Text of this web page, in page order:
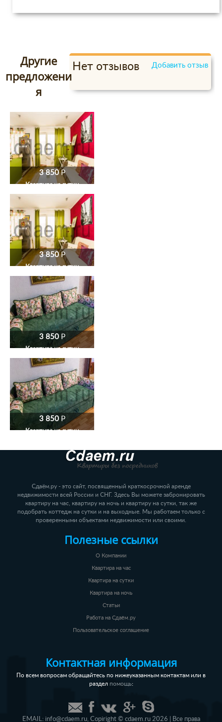
Другие
предложени
я
3 850P
Квартира на сутки
3 850P
Квартира на сутки
3 850 P
Квартира на сутки
3 850 P
Квартира на сутки
Нет отзывов Добавить отзыв
Сдаём.ру - это сайт, посвященный краткосрочной аренде
недвижимости всей России и СНГ. Здесь Вы можете забронировать
квартиру на час, квартиру на ночь и квартиру на сутки, так же
подобрать коттедж на сутки и на выходные. Мы работаем только с
проверенными объектами недвижимости или своими.
Полезные ссылки
О Компании
Квартира на час
Квартира на сутки
Квартира на ночь
Статьи
Работа на Сдаём.ру
Пользовательское соглашение
Контактная информация
По всем вопросам обращайтесь по нижеуказанным контактам или в
раздел помощь:
EMAIL: info@cdaem.ru, Copiright © cdaem.ru 2026 | Все права